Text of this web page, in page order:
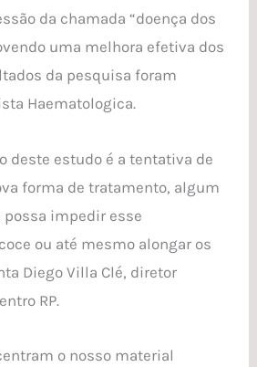
da chamada “doença dos
uma melhora efetiva dos
da pesquisa foram
Haematologica.
deste estudo é a tentativa de
forma de tratamento, algum
impedir esse
ou até mesmo alongar os
Diego Villa Clé, diretor
RP.
o nosso material